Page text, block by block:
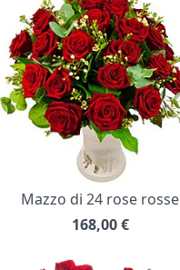
Mazzo di 24 rose rosse
168,00 €